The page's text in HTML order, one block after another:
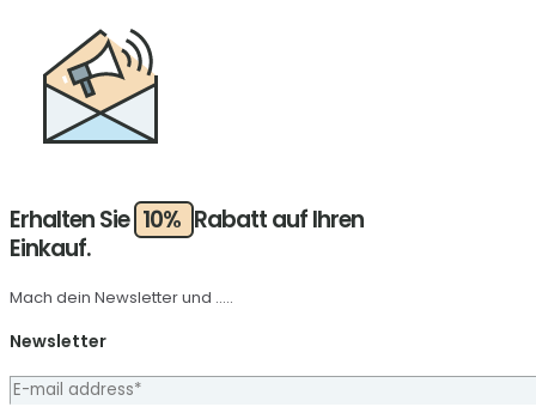
Erhalten Sie 10% Rabatt auf Ihren
Einkauf.
Mach dein Newsletter und .....
Newsletter